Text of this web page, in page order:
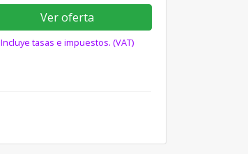
Ver oferta
Incluye tasas e impuestos. (VAT)